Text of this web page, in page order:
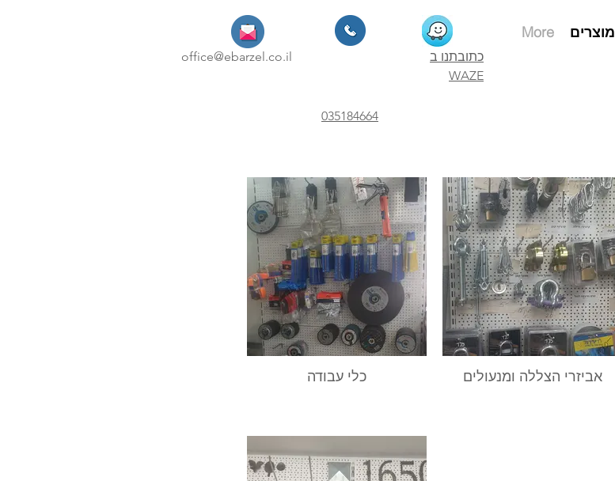
office@ebarzel.co.il
כתובתנו ב
WAZE
מוצרים More
035184664
כלי עבודה אביזרי הצללה ומנעולים